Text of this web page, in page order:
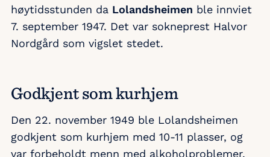
høytidsstunden da Lolandsheimen ble innviet
7. september 1947. Det var sokneprest Halvor
Nordgård som vigslet stedet.
Godkjent som kurhjem
Den 22. november 1949 ble Lolandsheimen
godkjent som kurhjem med 10-11 plasser, og
var forbeholdt menn med alkoholproblemer.